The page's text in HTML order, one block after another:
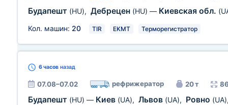
Будапешт (HU), Дебрецен (HU) — Киевская обл.
Кол. машин: 20 TIR EKMT Терморегистратор
6 часов назад
07.08–07.02 рефрижератор 20 т
Будапешт (HU) — Киев (UA), Львов (UA), Ровно (UA)